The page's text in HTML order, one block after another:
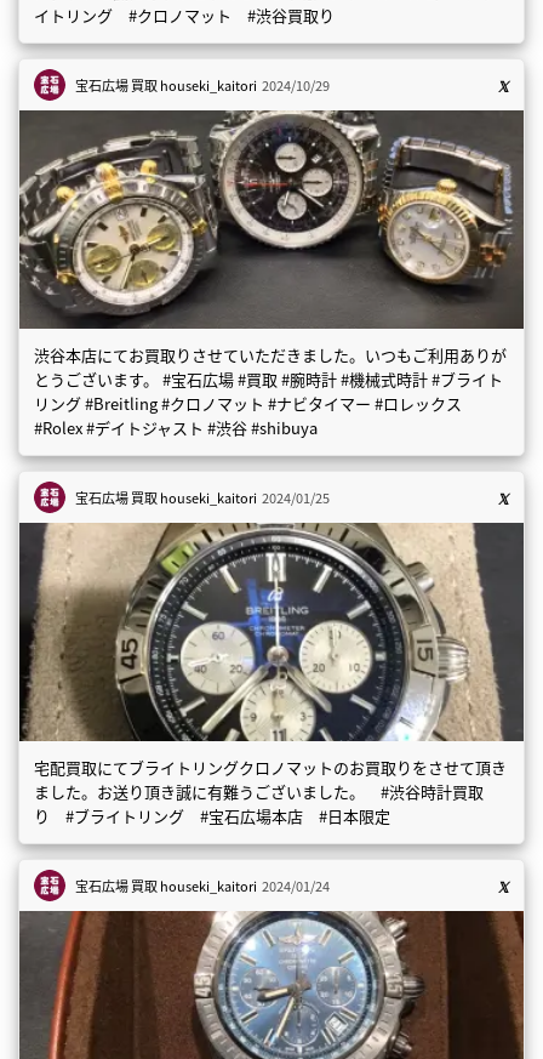
イトリング #クロノマット #渋谷買取り
宝石広場 買取houseki_kaitori 2024/10/29
渋谷本店にてお買取りさせていただきました。いつもご利用ありが
とうございます。 #宝石広場 #買取 #腕時計 #機械式時計 #ブライト
リング #Breitling #クロノマット #ナビタイマー #ロレックス
#Rolex #デイトジャスト #渋谷 #shibuya
宝石広場 買取houseki_kaitori 2024/01/25
宅配買取にてブライトリングクロノマットのお買取りをさせて頂き
ました。お送り頂き誠に有難うございました。 #渋谷時計買取
り #ブライトリング #宝石広場本店 #日本限定
宝石広場 買取houseki_kaitori 2024/01/24